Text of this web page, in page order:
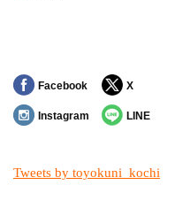
Facebook X
Instagram LINE
Tweets by toyokuni_kochi